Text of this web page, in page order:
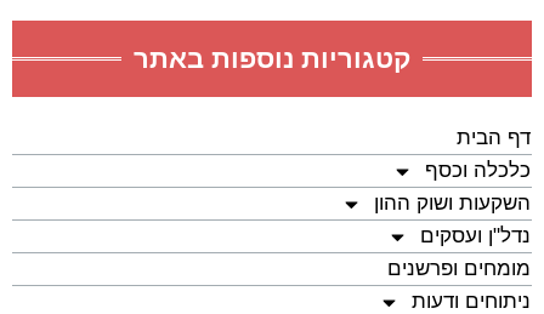
קטגוריות נוספות באתר
דף הבית
כלכלה וכסף
השקעות ושוק ההון
נדל"ן ועסקים
מומחים ופרשנים
ניתוחים ודעות